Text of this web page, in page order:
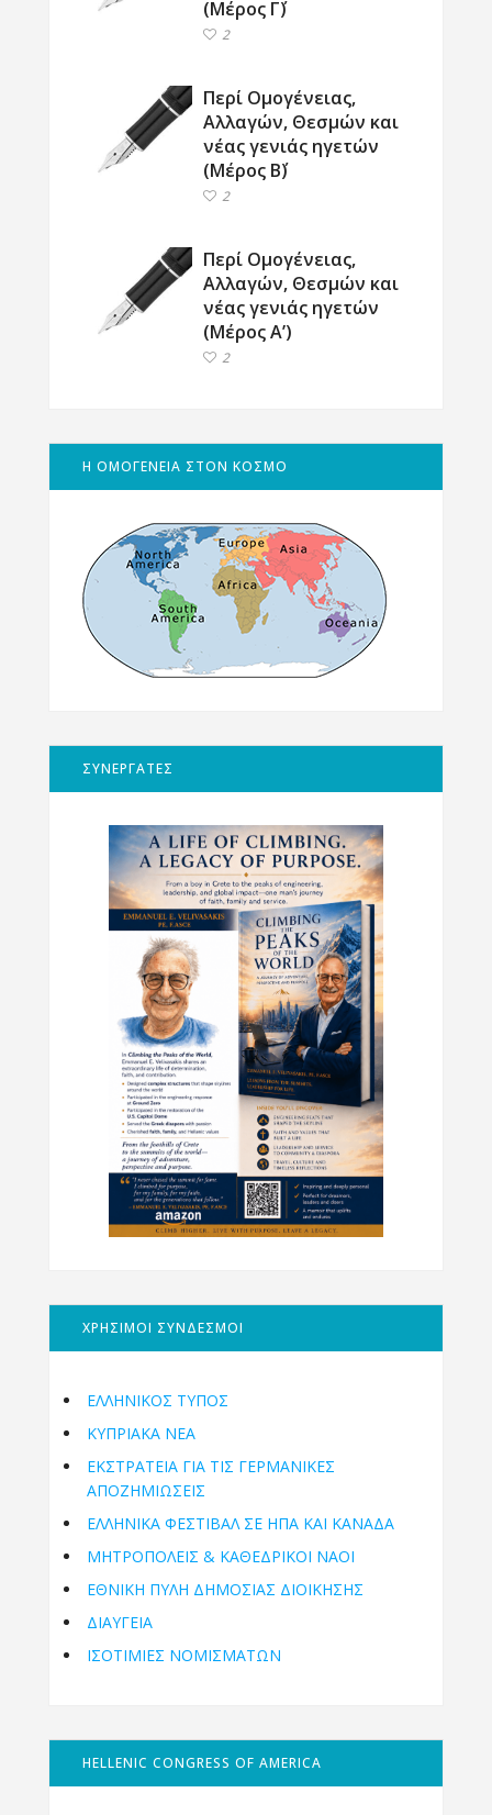
(Μέρος Γ΄)
2
Περί Ομογένειας,
Αλλαγών, Θεσμών και
νέας γενιάς ηγετών
(Μέρος Β΄)
2
Περί Ομογένειας,
Αλλαγών, Θεσμών και
νέας γενιάς ηγετών
(Μέρος Α’)
2
Η ΟΜΟΓΕΝΕΙΑ ΣΤΟΝ ΚΟΣΜΟ
ΣΥΝΕΡΓΑΤΕΣ
ΧΡΗΣΙΜΟΙ ΣΥΝΔΕΣΜΟΙ
ΕΛΛΗΝΙΚΟΣ ΤΥΠΟΣ
ΚΥΠΡΙΑΚΑ ΝΕΑ
ΕΚΣΤΡΑΤΕΙΑ ΓΙΑ ΤΙΣ ΓΕΡΜΑΝΙΚΕΣ
ΑΠΟΖΗΜΙΩΣΕΙΣ
ΕΛΛΗΝΙΚΆ ΦΕΣΤΙΒΆΛ ΣΕ ΗΠΑ ΚΑΙ ΚΑΝΑΔΑ
ΜΗΤΡΟΠΌΛΕΙΣ & ΚΑΘΕΔΡΙΚΟΊ ΝΑΟΊ
ΕΘΝΙΚΉ ΠΎΛΗ ΔΗΜΌΣΙΑΣ ΔΙΟΊΚΗΣΗΣ
ΔΙΑΥΓΕΙΑ
ΙΣΟΤΙΜΙΕΣ ΝΟΜΙΣΜΑΤΩΝ
HELLENIC CONGRESS OF AMERICA